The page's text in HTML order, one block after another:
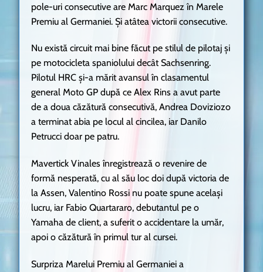
pole-uri consecutive are Marc Marquez în Marele
Premiu al Germaniei. Și atâtea victorii consecutive.
Nu există circuit mai bine făcut pe stilul de pilotaj și
pe motocicleta spaniolului decât Sachsenring.
Pilotul HRC și-a mărit avansul în clasamentul
general Moto GP după ce Alex Rins a avut parte
de a doua căzătură consecutivă, Andrea Doviziozo
a terminat abia pe locul al cincilea, iar Danilo
Petrucci doar pe patru.
Mavertick Vinales înregistrează o revenire de
formă nesperată, cu al său loc doi după victoria de
la Assen, Valentino Rossi nu poate spune același
lucru, iar Fabio Quartararo, debutantul pe o
Yamaha de client, a suferit o accidentare la umăr,
apoi o căzătură în primul tur al cursei.
Surpriza Marelui Premiu al Germaniei a